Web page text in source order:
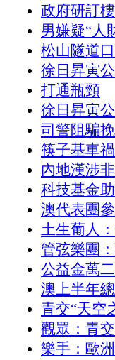
政府研訂
男嫌疑“人
松山隧道
徐日昇寅
打通瓶頸
徐日昇寅
司警阻騙
筷子基車
內地漢涉
科技基金
澳代表團
土生葡人
管弦樂團
公益金萬
澳上半年
青交“天空
觀眾：青
樂手：歐